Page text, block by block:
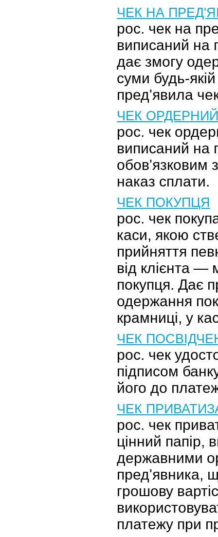
ЧЕК НА
рос. чек на
виписаний на
дає змогу
суми будь-
пред'явила
ЧЕК ОРДЕРНИЙ
рос. чек
виписаний на
обов'язковим
наказ сплати.
ЧЕК ПОКУПЦЯ
рос. чек
каси, якою
прийняття
від клієнта —
покупця. Дає
одержання
крамниці, у
ЧЕК
рос. чек
підписом
його до
ЧЕК
рос. чек
цінний папір,
державними
пред'явника,
грошову
платежу при